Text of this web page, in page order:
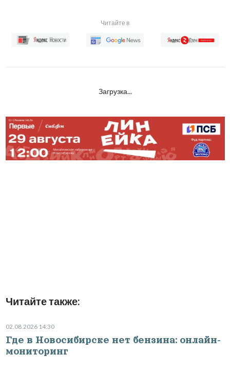
Читайте в
Загрузка...
Читайте также:
02.08.2026 14:30
Где в Новосибирске нет бензина: онлайн-
мониторинг